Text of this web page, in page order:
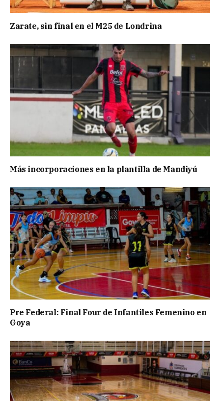
Zarate, sin final en el M25 de Londrina
Más incorporaciones en la plantilla de Mandiyú
Pre Federal: Final Four de Infantiles Femenino en
Goya